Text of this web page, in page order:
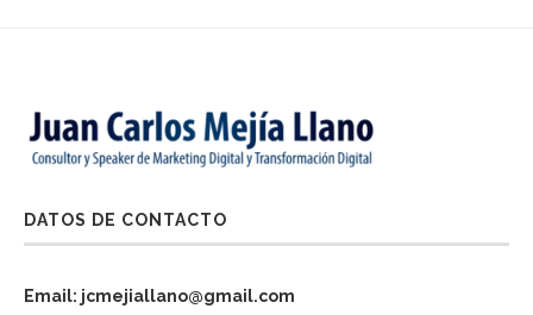
DATOS DE CONTACTO
Email: jcmejiallano@gmail.com